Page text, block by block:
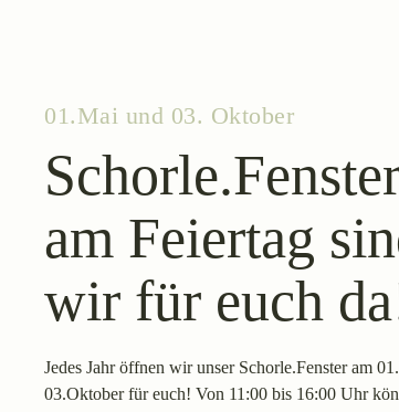
01.Mai und 03. Oktober
am Feiertag
wir für euch
Jedes Jahr öffnen wir unser Schorle.Fenster am
03.Oktober für euch! Von 11:00 bis 16:00 Uhr